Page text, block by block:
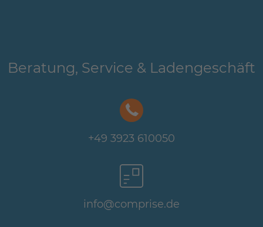
Beratung, Service & Ladengeschäft
+49 3923 610050
info@comprise.de